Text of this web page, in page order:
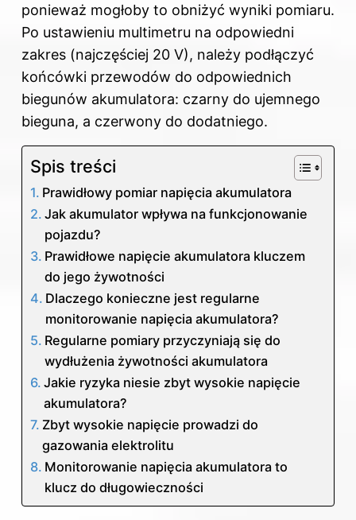
ponieważ mogłoby to obniżyć wyniki pomiaru.
Po ustawieniu multimetru na odpowiedni
zakres (najczęściej 20 V), należy podłączyć
końcówki przewodów do odpowiednich
biegunów akumulatora: czarny do ujemnego
bieguna, a czerwony do dodatniego.
Spis treści
Prawidłowy pomiar napięcia akumulatora
Jak akumulator wpływa na funkcjonowanie
pojazdu?
Prawidłowe napięcie akumulatora kluczem
do jego żywotności
Dlaczego konieczne jest regularne
monitorowanie napięcia akumulatora?
Regularne pomiary przyczyniają się do
wydłużenia żywotności akumulatora
Jakie ryzyka niesie zbyt wysokie napięcie
akumulatora?
Zbyt wysokie napięcie prowadzi do
gazowania elektrolitu
Monitorowanie napięcia akumulatora to
klucz do długowieczności